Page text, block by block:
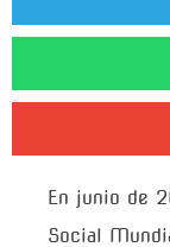
En junio de
Social